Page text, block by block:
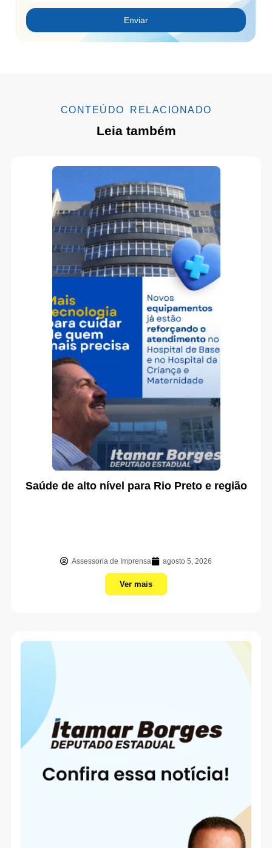
Enviar
CONTEÚDO RELACIONADO
Leia também
Saúde de alto nível para Rio Preto e região
Assessoria de Imprensa agosto 5, 2026
Ver mais